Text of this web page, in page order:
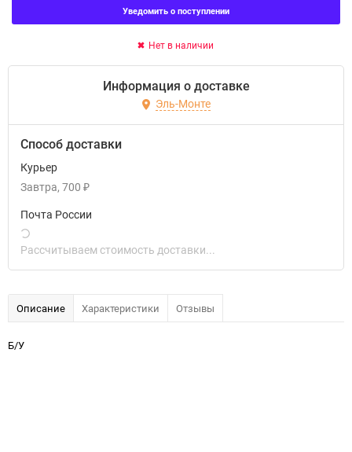
Уведомить о поступлении
Нет в наличии
Информация о доставке
Эль-Монте
Способ доставки
Курьер
Завтра 700 ₽
Почта России
Рассчитываем стоимость доставки...
Описание Характеристики Отзывы
Б/У